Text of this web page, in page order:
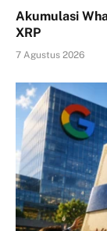
Akumulasi
XRP
7 Agustus 2026